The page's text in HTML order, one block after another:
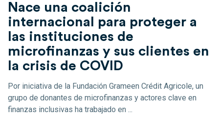
Nace una coalición
internacional para proteger a
las instituciones de
microfinanzas y sus clientes en
la crisis de COVID
Por iniciativa de la Fundación Grameen Crédit Agricole, un
grupo de donantes de microfinanzas y actores clave en
finanzas inclusivas ha trabajado en ...